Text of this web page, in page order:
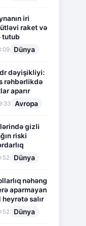
iri
raket və
tutub
Dünya
dəyişikliyi:
rəhbərlikdə
aparır
Avropa
gizli
riski
Dünya
nəhəng
aparmayan
salır
Dünya